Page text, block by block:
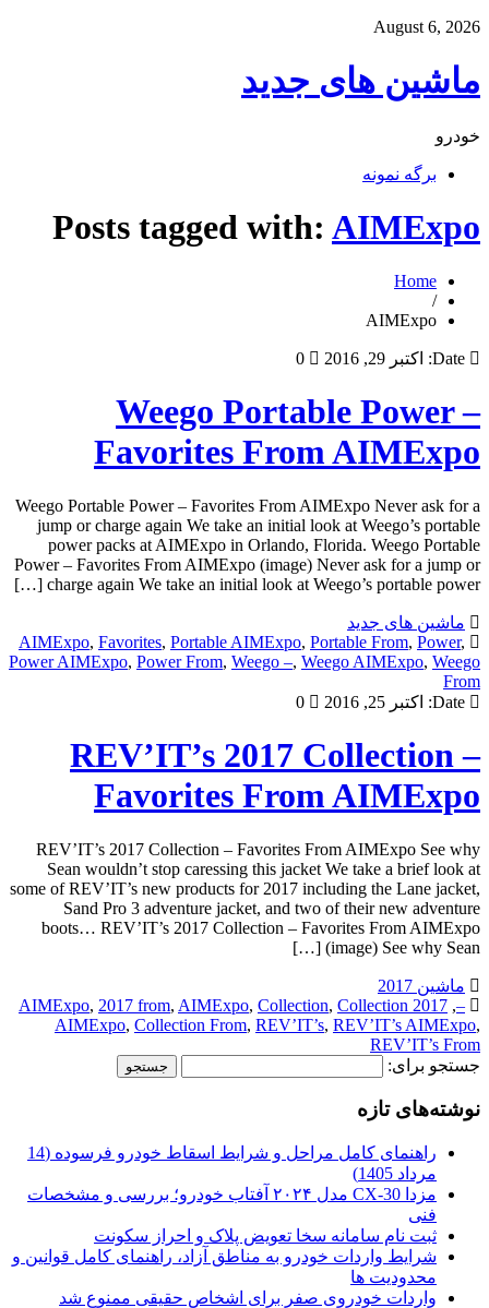
August 6, 2026
ماشین های جدید
خودرو
برگه نمونه
Posts tagged with: AIMExpo
Home
/
AIMExpo
Date: اکتبر 29, 2016 0
Weego Portable Power –
Favorites From AIMExpo
Weego Portable Power – Favorites From AIMExpo Never ask for a
jump or charge again We take an initial look at Weego’s portable
power packs at AIMExpo in Orlando, Florida. Weego Portable
Power – Favorites From AIMExpo (image) Never ask for a jump or
charge again We take an initial look at Weego’s portable power […]
ماشین های جدید
AIMExpo, Favorites, Portable AIMExpo, Portable From, Power,
Power AIMExpo, Power From, Weego –, Weego AIMExpo, Weego
From
Date:
اکتبر 25, 2016 0
REV’IT’s 2017 Collection –
Favorites From AIMExpo
REV’IT’s 2017 Collection – Favorites From AIMExpo See why
Sean wouldn’t stop caressing this jacket We take a brief look at
some of REV’IT’s new products for 2017 including the Lane jacket,
Sand Pro 3 adventure jacket, and two of their new adventure
boots… REV’IT’s 2017 Collection – Favorites From AIMExpo
(image) See why Sean […]
ماشین 2017
–
,
2017 AIMExpo
, 2017 from, AIMExpo, Collection, Collection
AIMExpo, Collection From, REV’IT’s, REV’IT’s AIMExpo,
REV’IT’s From
جستجو برای:
نوشته‌های تازه
راهنمای کامل مراحل و شرایط اسقاط خودرو فرسوده (14
مرداد 1405)
مزدا CX-30 مدل ۲۰۲۴ آفتاب خودرو؛ بررسی و مشخصات
فنی
ثبت نام سامانه سخا تعویض پلاک و احراز سکونت
شرایط واردات خودرو به مناطق آزاد، راهنمای کامل قوانین و
محدودیت ها
واردات خودروی صفر برای اشخاص حقیقی ممنوع شد